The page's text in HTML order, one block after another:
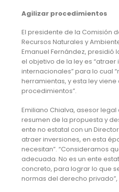
Agilizar procedimientos
El presidente de la Comisión
Recursos Naturales y
Emanuel Fernández, presidió
el objetivo de la ley es
internacionales” para lo cual
herramientas, y esta ley viene
procedimientos”.
Emiliano Chialva, asesor legal
resumen de la propuesta y
ente no estatal con un
atraer inversiones, en esta
necesitan”. “Consideramos
adecuada. No es un ente
concreto, para lograr lo que
normas del derecho